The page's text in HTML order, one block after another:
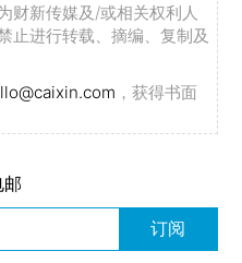
财新传媒及/或相关权利人
止进行转载、摘编、复制及
，获得书面
订阅